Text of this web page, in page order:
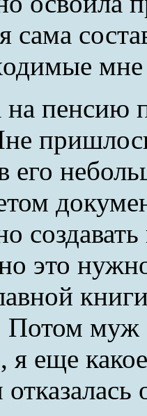
сама
на пенсию
его
это
Потом муж
я еще